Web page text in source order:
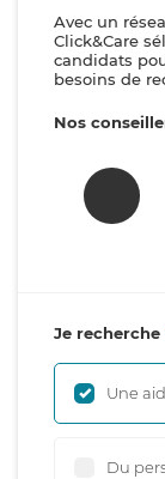
Avec un
Click&Care
candidats
besoins de
Nos
Je recherche
Une
Du